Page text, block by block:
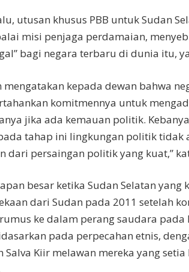
utusan khusus PBB untuk Sudan
misi penjaga perdamaian,
bagi negara terbaru di dunia itu,
mengatakan kepada dewan bahwa
komitmennya untuk
jika ada kemauan politik.
tahap ini lingkungan politik tidak
dari persaingan politik yang kuat,”
besar ketika Sudan Selatan yang
dari Sudan pada 2011 setelah
ke dalam perang saudara pada
pada perpecahan etnis,
Salva Kiir melawan mereka yang